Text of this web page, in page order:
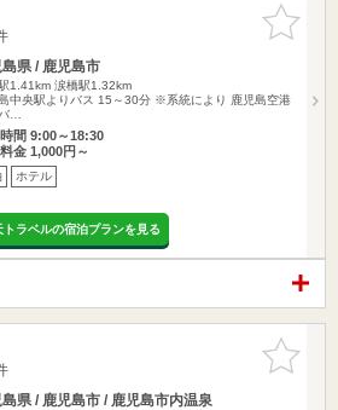
お気に入
りに追加
島県 / 鹿児島市
1.41km 涙橋駅1.32km
中央駅よりバス 15～30分 ※系統により 鹿児島空港
…
間 9:00～18:30
金 1,000円～
ホテル
トラベルの宿泊プランを見る
お気に入
りに追加
島県 / 鹿児島市 / 鹿児島市内温泉